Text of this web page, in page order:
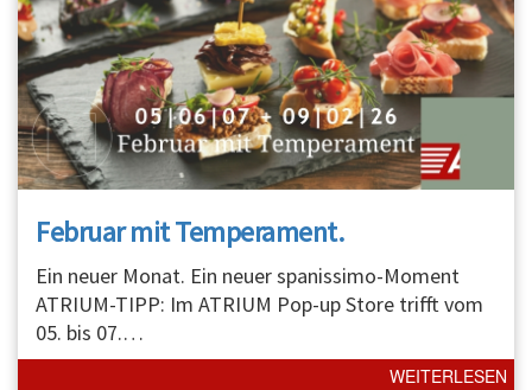
Februar mit Temperament.
Ein neuer Monat. Ein neuer spanissimo-Moment
ATRIUM-TIPP: Im ATRIUM Pop-up Store trifft vom
05. bis 07.…
WEITERLESEN